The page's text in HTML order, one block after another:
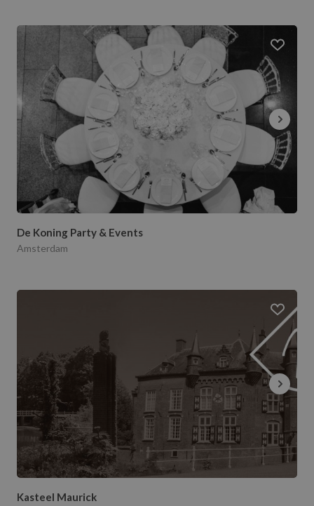
De Koning Party & Events
Amsterdam
Kasteel Maurick